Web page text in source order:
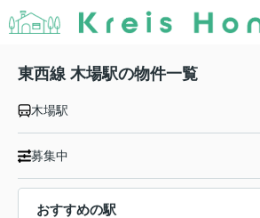
東西線 木場駅の物件一覧
木場駅
募集中
おすすめの駅